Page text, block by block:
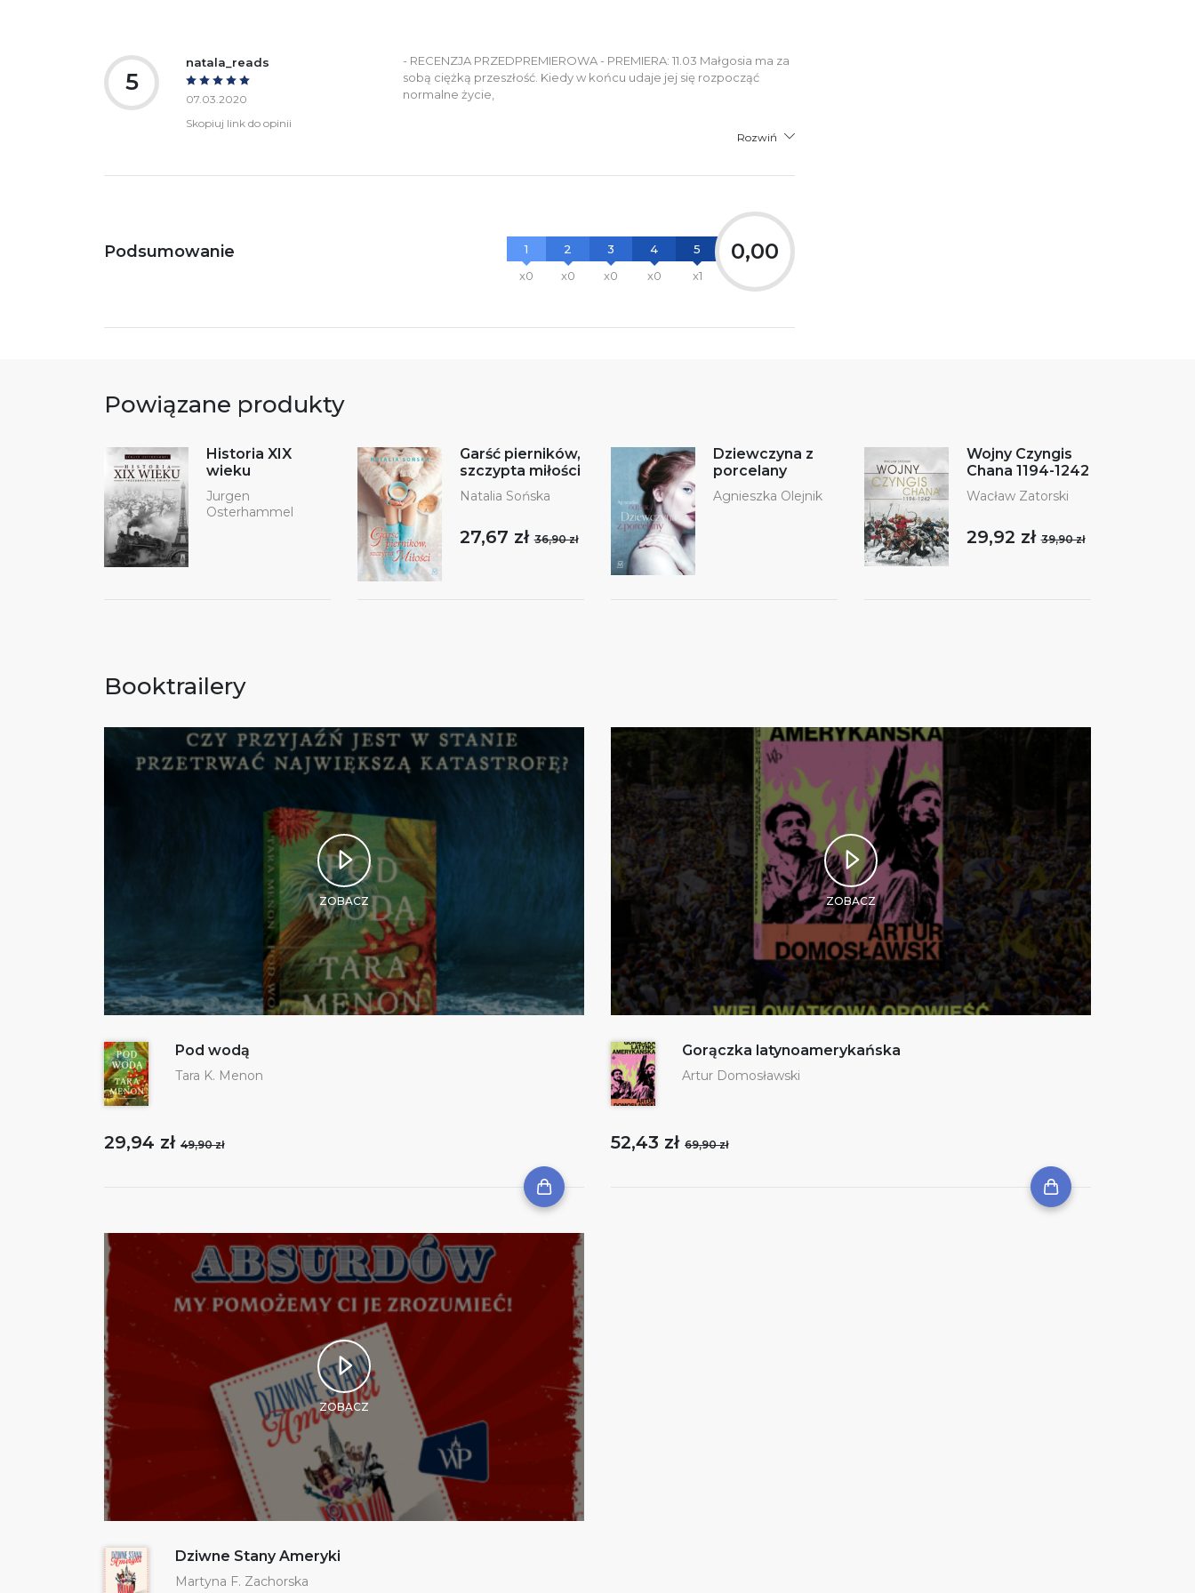
5
natala_reads
07.03.2020
Skopiuj link do opinii
- RECENZJA PRZEDPREMIEROWA - PREMIERA: 11.03 Małgosia ma za
sobą ciężką przeszłość. Kiedy w końcu udaje jej się rozpocząć
normalne życie,
Rozwiń
Podsumowanie
1
x0
2
x0
3
x0
4
x0
5
x1
0,00
Powiązane produkty
Historia XIX
wieku
Jurgen
Osterhammel
Garść pierników,
szczypta miłości
Natalia Sońska
27,67 zł36,90 zł
Dziewczyna z
porcelany
Agnieszka Olejnik
Wojny Czyngis
Chana 1194-1242
Wacław Zatorski
29,92 zł39,90 zł
Booktrailery
ZOBACZ
Pod wodą
Tara K. Menon
29,94 zł 49,90 zł
ZOBACZ
Gorączka latynoamerykańska
Artur Domosławski
52,43 zł 69,90 zł
ZOBACZ
Dziwne Stany Ameryki
Martyna F. Zachorska